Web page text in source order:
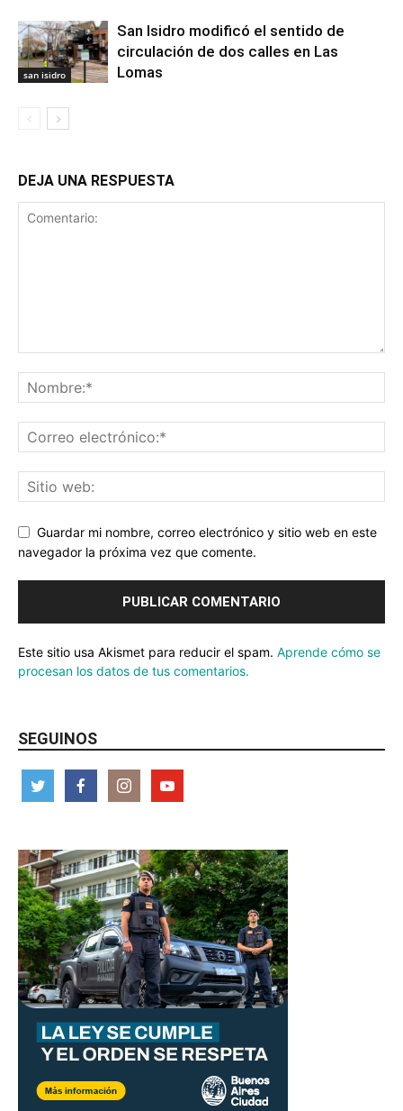
san isidro
San Isidro modificó el sentido de
circulación de dos calles en Las
Lomas
DEJA UNA RESPUESTA
Guardar mi nombre, correo electrónico y sitio web en este
navegador la próxima vez que comente.
Este sitio usa Akismet para reducir el spam. Aprende cómo se
procesan los datos de tus comentarios.
SEGUINOS